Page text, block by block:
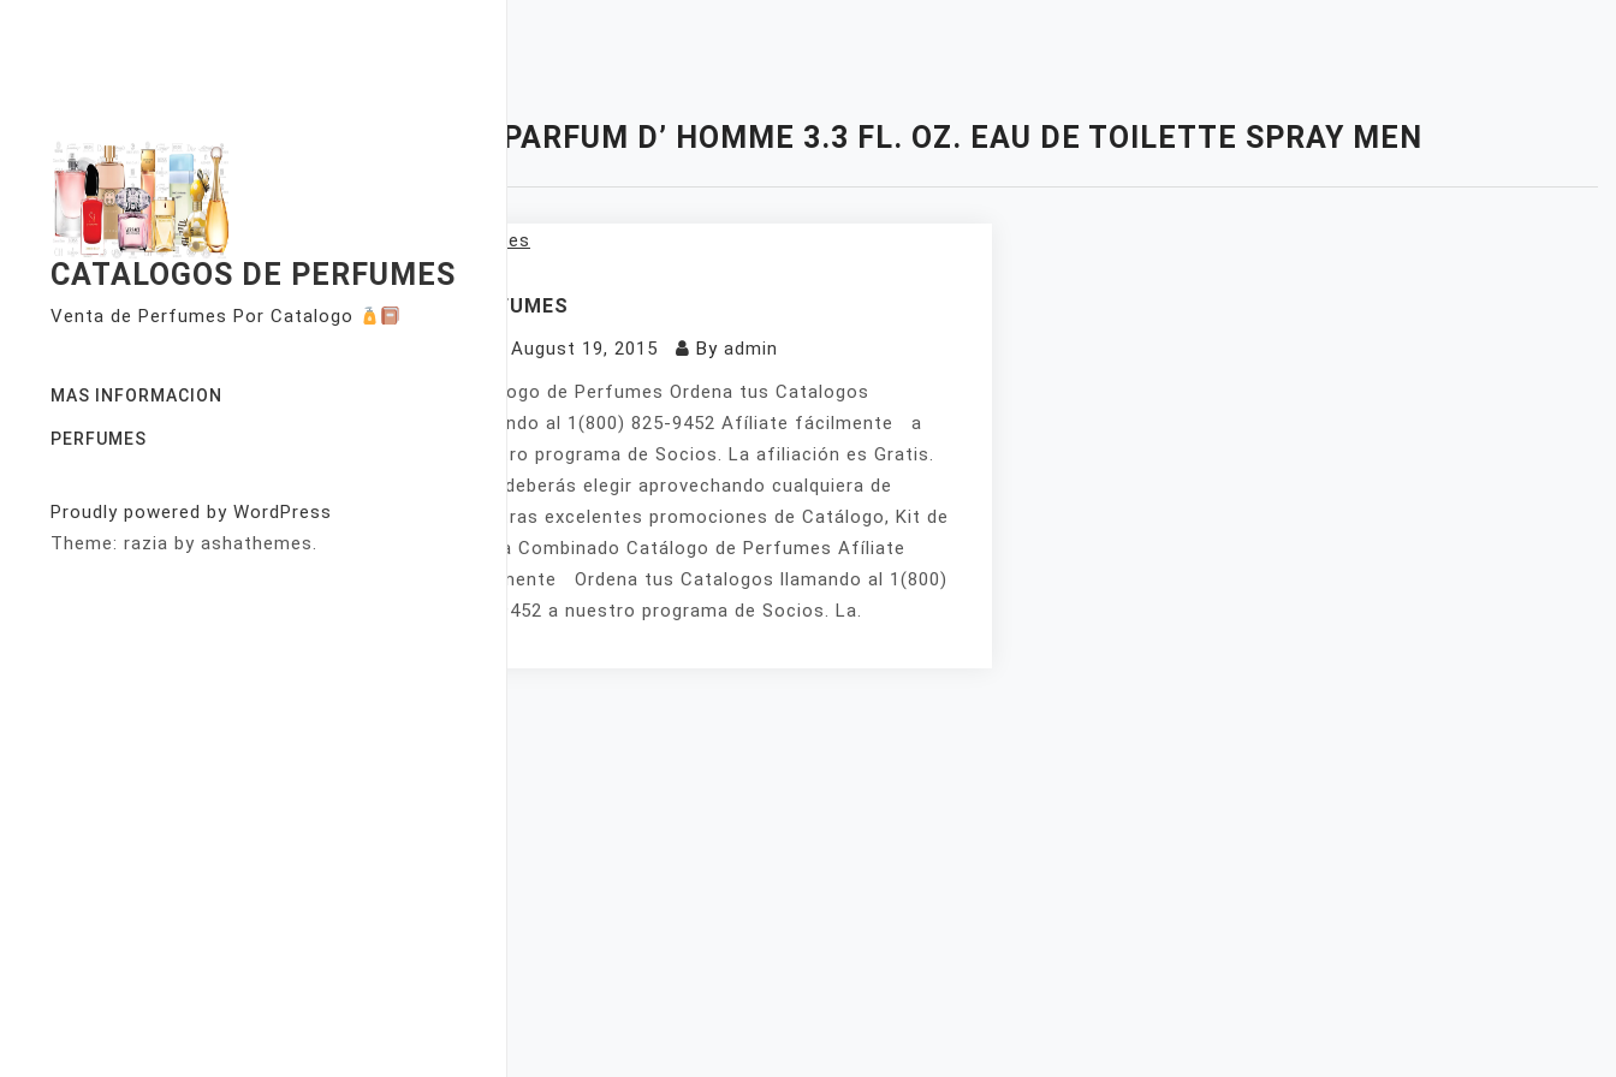
CATALOGOS DE PERFUMES
Venta de Perfumes Por Catalogo
MAS INFORMACION
PERFUMES
Proudly powered by WordPress
Theme: razia by ashathemes.
PARFUM D’ HOMME 3.3 FL. OZ. EAU DE TOILETTE SPRAY MEN
PERFUMES
August 19, 2015 By admin
Catálogo de Perfumes Ordena tus Catalogos
llamando al 1(800) 825-9452 Afíliate fácilmente a
nuestro programa de Socios. La afiliación es Gratis.
Sólo deberás elegir aprovechando cualquiera de
nuestras excelentes promociones de Catálogo, Kit de
Venta Combinado Catálogo de Perfumes Afíliate
fácilmente Ordena tus Catalogos llamando al 1(800)
825-9452 a nuestro programa de Socios. La.